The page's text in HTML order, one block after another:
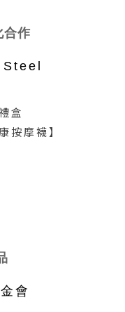
合作
盒
按摩襪】
會